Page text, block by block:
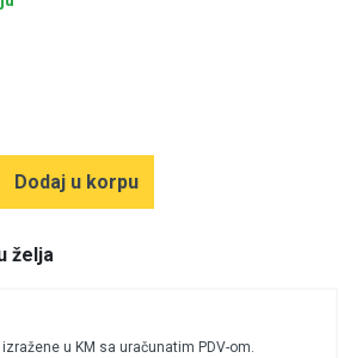
Dodaj u korpu
želja
u KM sa uračunatim PDV-om.